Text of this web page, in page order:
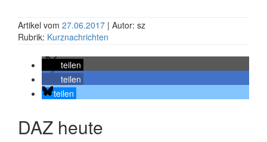
Artikel vom 27.06.2017 | Autor: sz
Rubrik: Kurznachrichten
teilen
teilen
teilen
DAZ heute